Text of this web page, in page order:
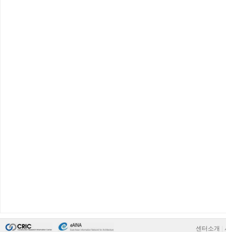
센터소개